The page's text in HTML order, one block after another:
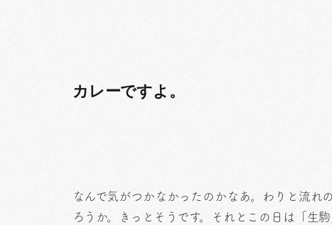
カレーですよ。
なんで気がつかなかったのかなあ。わりと流れ
ろうか。きっとそうです。それとこの日は「生